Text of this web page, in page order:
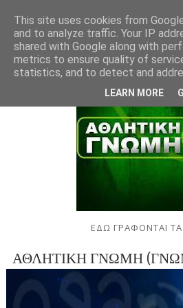
ΕΔΩ ΓΡΑΦΟΝΤΑΙ
ΑΘΛΗΤΙΚΗ ΓΝΩΜΗ
This site uses cookies from
and to analyze traffic. Your IP
shared with Google along with
metrics to ensure quality of
statistics, and to detect and
LEARN MORE